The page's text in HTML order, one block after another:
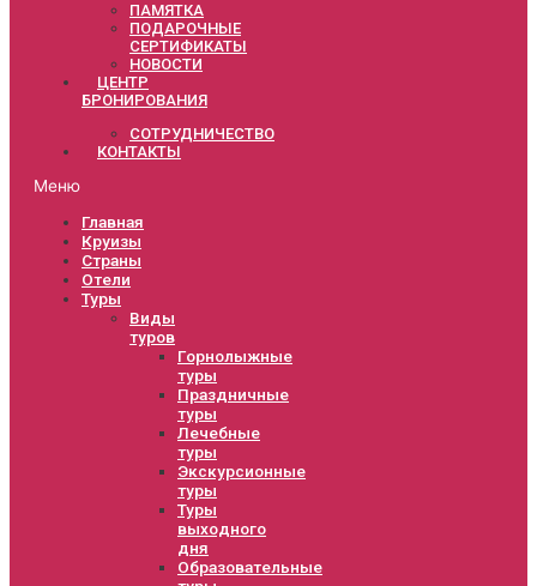
ПАМЯТКА
ПОДАРОЧНЫЕ
СЕРТИФИКАТЫ
НОВОСТИ
ЦЕНТР
БРОНИРОВАНИЯ
СОТРУДНИЧЕСТВО
КОНТАКТЫ
Меню
Главная
Круизы
Страны
Отели
Туры
Виды
туров
Горнолыжные
туры
Праздничные
туры
Лечебные
туры
Экскурсионные
туры
Туры
выходного
дня
Образовательные